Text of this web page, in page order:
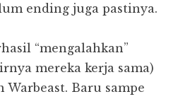
ending juga pastinya.
“mengalahkan”
mereka kerja sama)
Warbeast. Baru sampe